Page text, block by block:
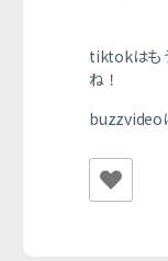
tiktokはも
ね！
buzzvideo